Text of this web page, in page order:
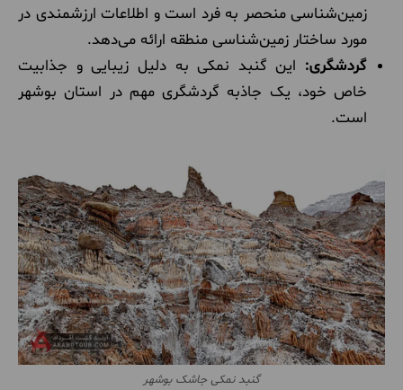
زمین‌شناسی منحصر به فرد است و اطلاعات ارزشمندی در
مورد ساختار زمین‌شناسی منطقه ارائه می‌دهد.
گردشگری: این گنبد نمکی به دلیل زیبایی و جذابیت
خاص خود، یک جاذبه گردشگری مهم در استان بوشهر
است.
گنبد نمکی جاشک بوشهر